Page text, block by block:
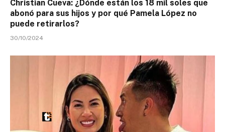
Christian Cueva: ¿Dónde están los 18 mil soles que
abonó para sus hijos y por qué Pamela López no
puede retirarlos?
30/10/2024